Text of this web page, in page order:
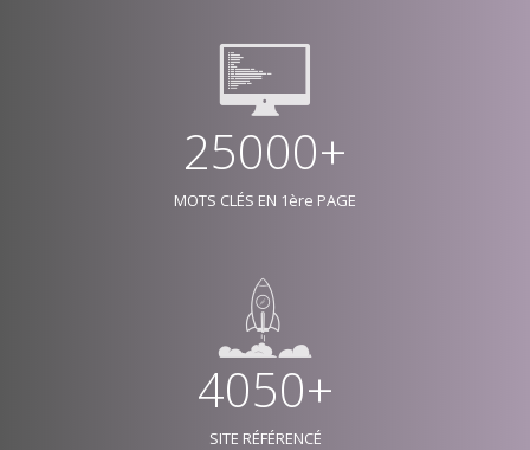
25000+
MOTS CLÉS EN 1ère PAGE
4050+
SITE RÉFÉRENCÉ